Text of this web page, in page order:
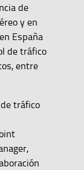
de
y en
España
de tráfico
entre
tráfico